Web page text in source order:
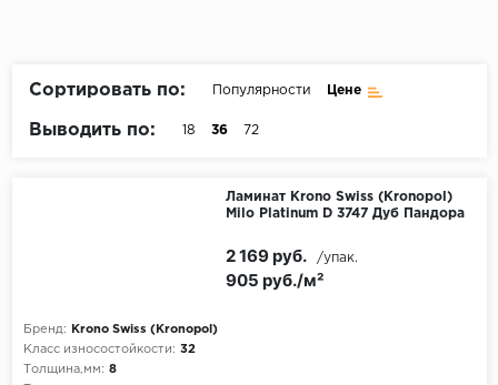
Bonkeel
Сортировать по: Популярности Цене
Выводить по: 18 36 72
Ламинат Krono Swiss (Kronopol)
Milo Platinum D 3747 Дуб Пандора
Бренд:
Krono Swiss (Kronopol)
Класс износостойкости: 32
Толщина,мм: 8
905 руб./м²
2 169 руб. /упак.